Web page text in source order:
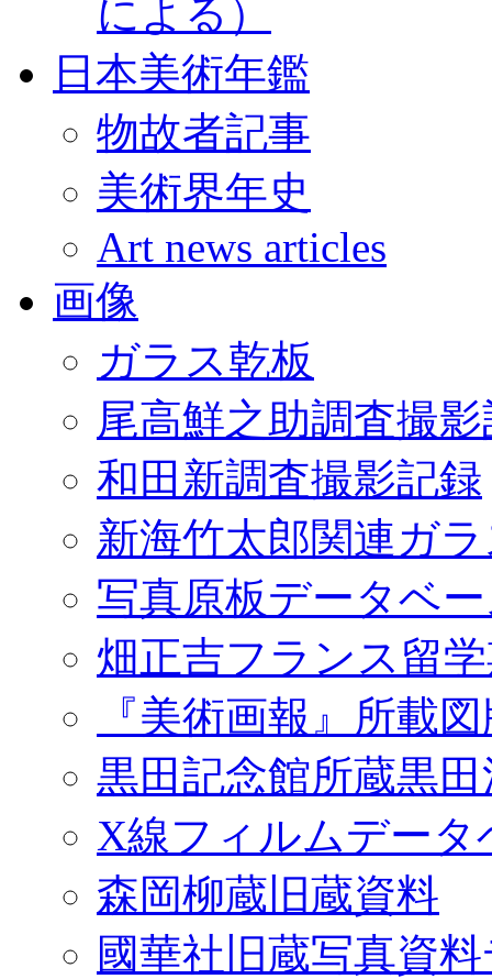
による）
日本美術年鑑
物故者記事
美術界年史
Art news articles
画像
ガラス乾板
尾高鮮之助調査撮
和田新調査撮影記録
新海竹太郎関連ガ
写真原板データベ
畑正吉フランス留
『美術画報』所載
黒田記念館所蔵黒
X線フィルムデータ
森岡柳蔵旧蔵資料
國華社旧蔵写真資